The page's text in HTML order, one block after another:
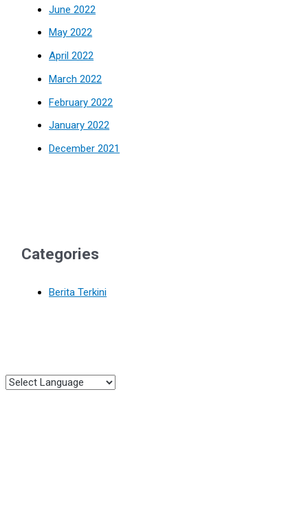
June 2022
May 2022
April 2022
March 2022
February 2022
January 2022
December 2021
Categories
Berita Terkini